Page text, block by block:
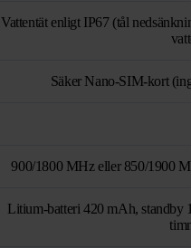
Vattentät enligt IP67 (tål
Säker Nano-SIM-kort
900/1800 MHz eller 850/1900
Litium-batteri 420 mAh, standby